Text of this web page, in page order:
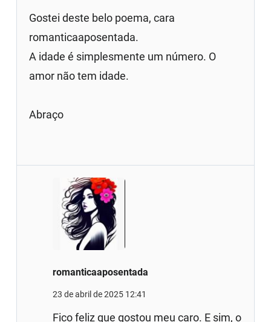
Gostei deste belo poema, cara
romanticaaposentada.
A idade é simplesmente um número. O
amor não tem idade.
Abraço
romanticaaposentada
23 de abril de 2025 12:41
Fico feliz que gostou meu caro. E sim, o